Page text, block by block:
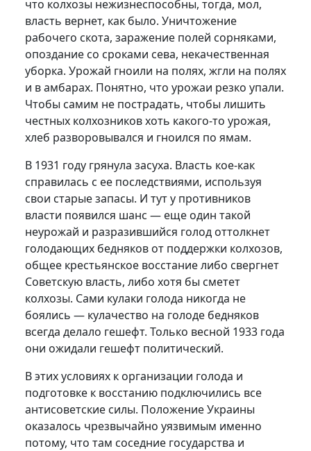
что колхозы нежизнеспособны, тогда, мол,
власть вернет, как было. Уничтожение
рабочего скота, заражение полей сорняками,
опоздание со сроками сева, некачественная
уборка. Урожай гноили на полях, жгли на полях
и в амбарах. Понятно, что урожаи резко упали.
Чтобы самим не пострадать, чтобы лишить
честных колхозников хоть какого-то урожая,
хлеб разворовывался и гноился по ямам.
В 1931 году грянула засуха. Власть кое-как
справилась с ее последствиями, используя
свои старые запасы. И тут у противников
власти появился шанс — еще один такой
неурожай и разразившийся голод оттолкнет
голодающих бедняков от поддержки колхозов,
общее крестьянское восстание либо свергнет
Советскую власть, либо хотя бы сметет
колхозы. Сами кулаки голода никогда не
боялись — кулачество на голоде бедняков
всегда делало гешефт. Только весной 1933 года
они ожидали гешефт политический.
В этих условиях к организации голода и
подготовке к восстанию подключились все
антисоветские силы. Положение Украины
оказалось чрезвычайно уязвимым именно
потому, что там соседние государства и